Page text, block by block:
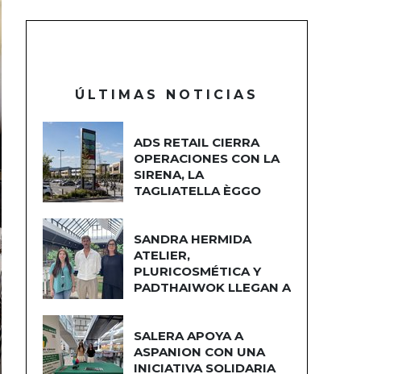
ÚLTIMAS NOTICIAS
ADS RETAIL CIERRA
OPERACIONES CON LA
SIRENA, LA
TAGLIATELLA ÈGGO
SANDRA HERMIDA
ATELIER,
PLURICOSMÉTICA Y
PADTHAIWOK LLEGAN A
SALERA APOYA A
ASPANION CON UNA
INICIATIVA SOLIDARIA